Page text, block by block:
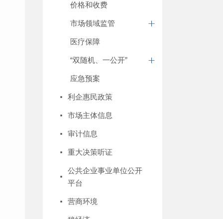
价格和收费
市场领域监管
医疗保障
“双随机、一公开”
应急预案
利企惠民政策
市场主体信息
审计信息
重大决策听证
公共企业事业单位公开
平台
营商环境